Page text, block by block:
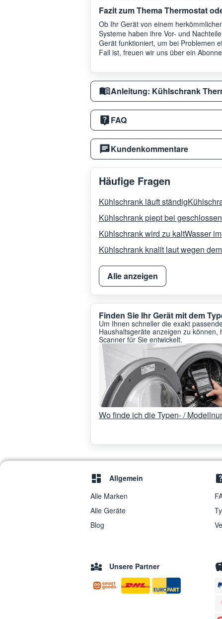
Fazit zum Thema Thermostat
Ob Ihr Gerät von einem
Systeme haben ihre Vor- und
Gerät funktioniert, um bei Problemen
Fall ist, freuen wir uns über ein
Anleitung: Kühlschrank
FAQ
Kundenkommentare
Häufige Fragen
Kühlschrank läuft ständig
Kühlschrank piept bei
Kühlschrank wird zu kaltWasser
Kühlschrank knallt laut wegen
Alle anzeigen
Finden Sie Ihr Gerät mit dem
Um Ihnen schneller die exakt
Haushaltsgeräte anzeigen zu können,
Scanner für Sie entwickelt.
Wo finde ich die Typen- /
Allgemein
Alle Marken
Alle Geräte
Blog
Unsere Partner